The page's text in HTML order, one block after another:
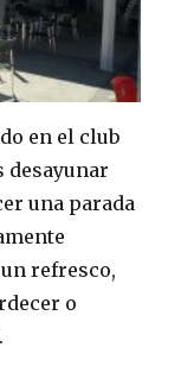
en el club
desayunar
una parada
refresco,
o